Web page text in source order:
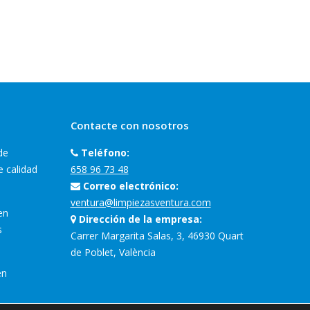
calidad
Contacte con nosotros
Teléfono:
658 96 73 48
Correo electrónico:
ventura@limpiezasventura.com
Dirección de la empresa:
Carrer Margarita Salas, 3, 46930 Quart
de Poblet, València